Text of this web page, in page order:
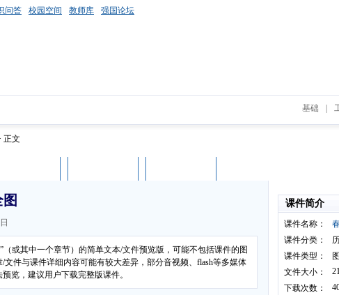
问答 校园空间 教师库 强国论坛
基础
正文
或其中一个章节）的简单文本/文件预览版，可能不包括课件的图
件与课件详细内容可能有较大差异，部分音视频、flash等多媒体
览，建议用户下载完整版课件。
课件简介
课件名称：
课件分类：
课件类型：
文件大小：
下载次数：